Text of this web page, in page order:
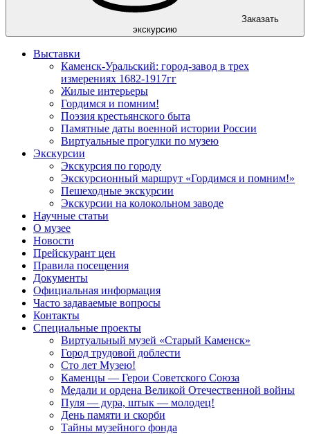
Заказать
экскурсию
Выставки
Каменск-Уральский: город-завод в трех
измерениях 1682-1917гг
Жилые интерьеры
Гордимся и помним!
Поэзия крестьянского быта
Памятные даты военной истории России
Виртуальные прогулки по музею
Экскурсии
Экскурсия по городу
Экскурсионный маршрут «Гордимся и помним!»
Пешеходные экскурсии
Экскурсии на колокольном заводе
Научные статьи
О музее
Новости
Прейскурант цен
Правила посещения
Документы
Официальная информация
Часто задаваемые вопросы
Контакты
Специальные проекты
Виртуальный музей «Старый Каменск»
Город трудовой доблести
Сто лет Музею!
Каменцы — Герои Советского Союза
Медали и ордена Великой Отечественной войны
Пуля — дура, штык — молодец!
День памяти и скорби
Тайны музейного фонда